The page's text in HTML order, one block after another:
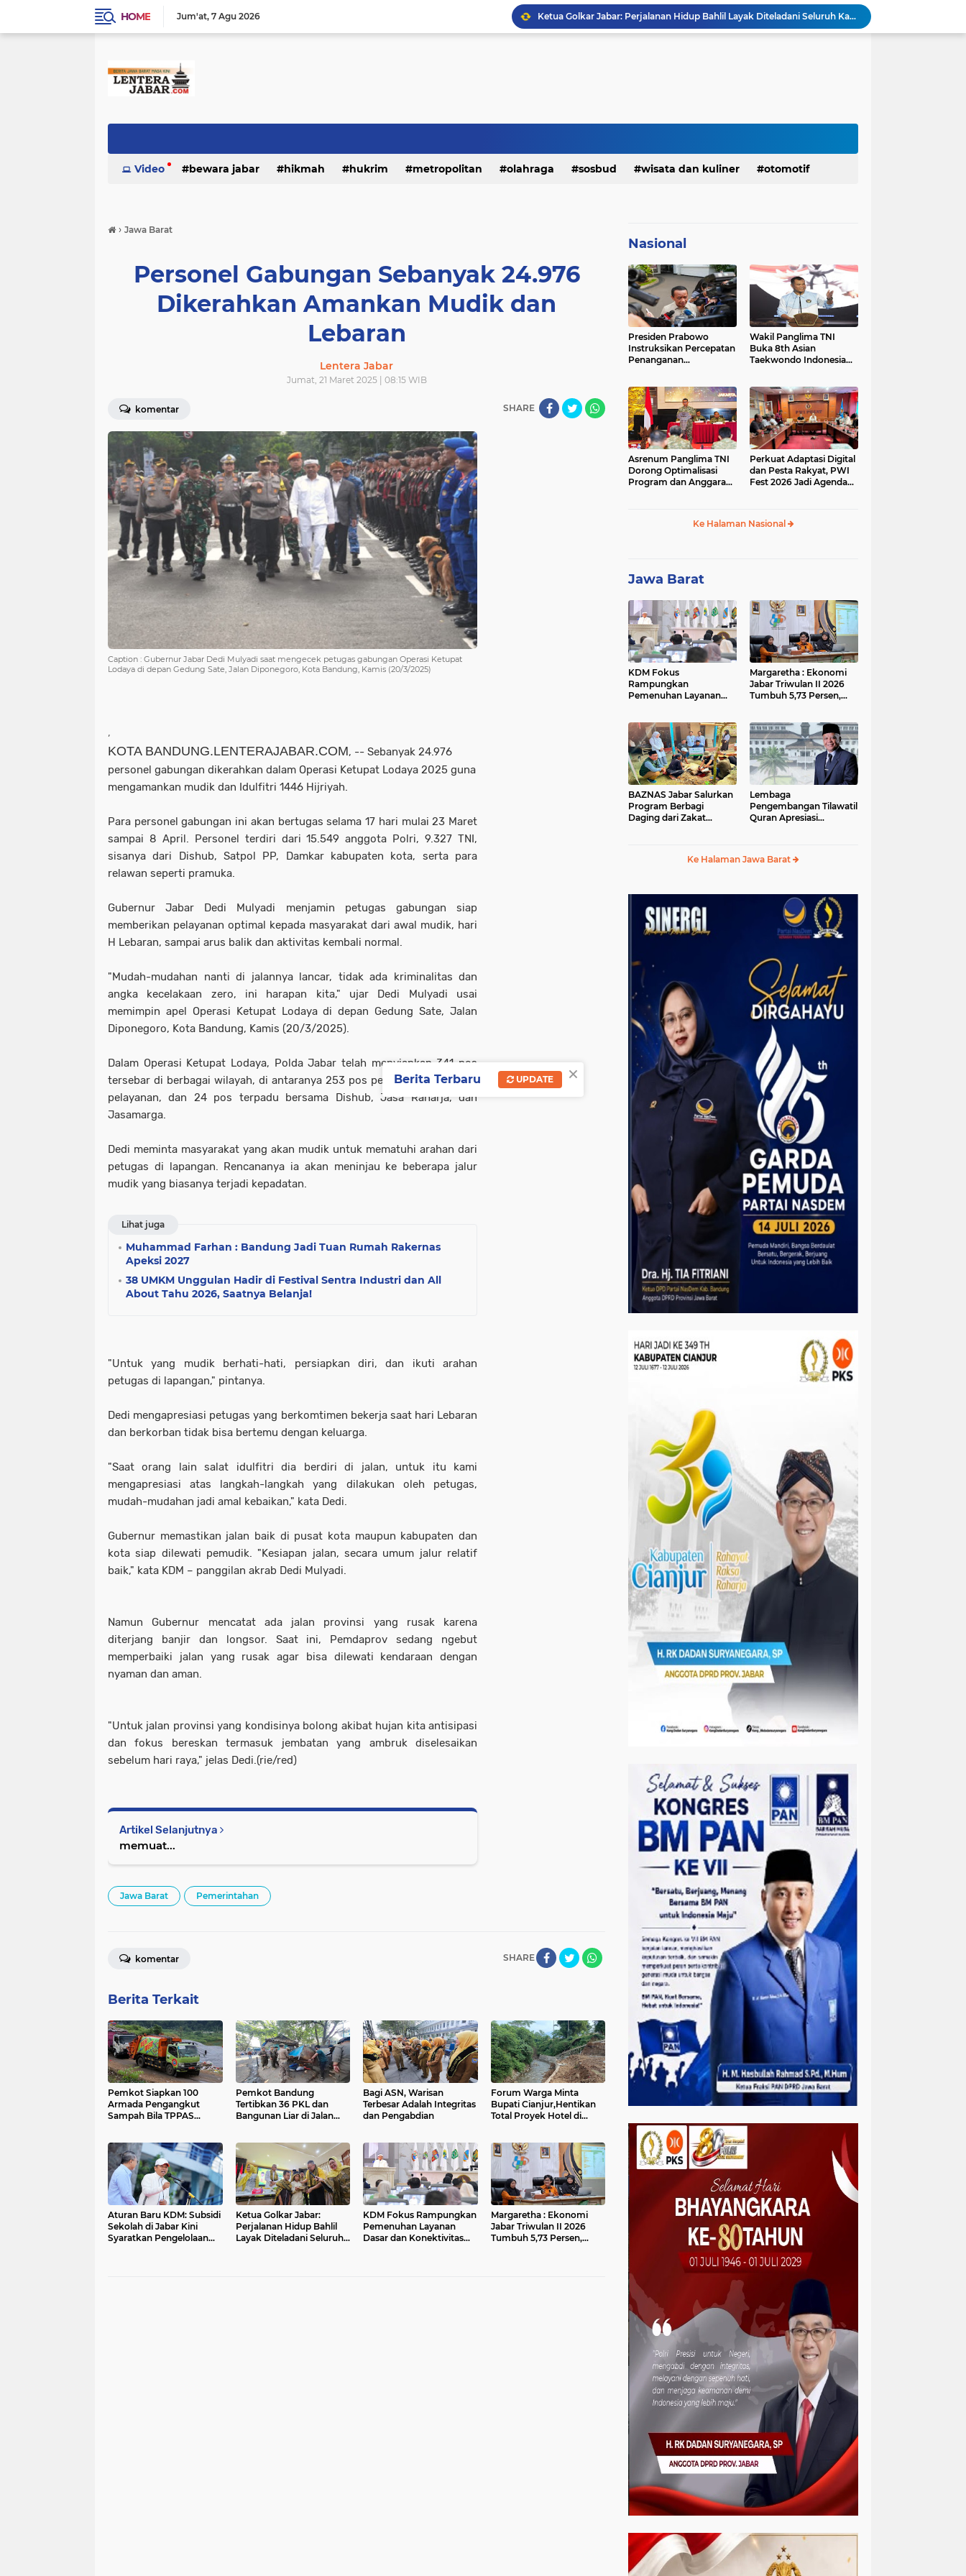
HOME Jum'at 7 Agu 2026
KDM Fokus Rampungkan Pemenuhan Layanan Dasar dan Konektivitas Wilayah pada 2027
Menaker: ASN Kemnaker Harus Hadirkan Dampak Nyata bagi Masyarakat
Bangkitkan Merek Legendaris Semen Kujang, SIG Bidik Penguatan Dominasi Pasar Jawa Barat
Video bewara jabar hikmah hukrim metropolitan olahraga sosbud wisata dan kuliner otomotif
› Jawa Barat
Personel Gabungan Sebanyak 24.976
Dikerahkan Amankan Mudik dan
Lebaran
Lentera Jabar
Jumat, 21 Maret 2025 | 08:15 WIB
komentar SHARE
Caption : Gubernur Jabar Dedi Mulyadi saat mengecek petugas gabungan Operasi Ketupat
Lodaya di depan Gedung Sate, Jalan Diponegoro, Kota Bandung, Kamis (20/3/2025)
,
KOTA BANDUNG.LENTERAJABAR.COM, -- Sebanyak 24.976
personel gabungan dikerahkan dalam Operasi Ketupat Lodaya 2025 guna
mengamankan mudik dan Idulfitri 1446 Hijriyah.
Para personel gabungan ini akan bertugas selama 17 hari mulai 23 Maret
sampai 8 April. Personel terdiri dari 15.549 anggota Polri, 9.327 TNI,
sisanya dari Dishub, Satpol PP, Damkar kabupaten kota, serta para
relawan seperti pramuka.
Gubernur Jabar Dedi Mulyadi menjamin petugas gabungan siap
memberikan pelayanan optimal kepada masyarakat dari awal mudik, hari
H Lebaran, sampai arus balik dan aktivitas kembali normal.
"Mudah-mudahan nanti di jalannya lancar, tidak ada kriminalitas dan
angka kecelakaan zero, ini harapan kita," ujar Dedi Mulyadi usai
memimpin apel Operasi Ketupat Lodaya di depan Gedung Sate, Jalan
Diponegoro, Kota Bandung, Kamis (20/3/2025).
Dalam Operasi Ketupat Lodaya, Polda Jabar telah menyiapkan 341 pos
tersebar di berbagai wilayah, di antaranya 253 pos pengamanan, 64 pos
pelayanan, dan 24 pos terpadu bersama Dishub, Jasa Raharja, dan
Jasamarga.
Dedi meminta masyarakat yang akan mudik untuk mematuhi arahan dari
petugas di lapangan. Rencananya ia akan meninjau ke beberapa jalur
mudik yang biasanya terjadi kepadatan.
Lihat juga
Muhammad Farhan : Bandung Jadi Tuan Rumah Rakernas
Apeksi 2027
38 UMKM Unggulan Hadir di Festival Sentra Industri dan All
About Tahu 2026, Saatnya Belanja!
"Untuk yang mudik berhati-hati, persiapkan diri, dan ikuti arahan
petugas di lapangan," pintanya.
Dedi mengapresiasi petugas yang berkomtimen bekerja saat hari Lebaran
dan berkorban tidak bisa bertemu dengan keluarga.
"Saat orang lain salat idulfitri dia berdiri di jalan, untuk itu kami
mengapresiasi atas langkah-langkah yang dilakukan oleh petugas,
mudah-mudahan jadi amal kebaikan," kata Dedi.
Gubernur memastikan jalan baik di pusat kota maupun kabupaten dan
kota siap dilewati pemudik. "Kesiapan jalan, secara umum jalur relatif
baik," kata KDM – panggilan akrab Dedi Mulyadi.
Namun Gubernur mencatat ada jalan provinsi yang rusak karena
diterjang banjir dan longsor. Saat ini, Pemdaprov sedang ngebut
memperbaiki jalan yang rusak agar bisa dilewati kendaraan dengan
nyaman dan aman.
"Untuk jalan provinsi yang kondisinya bolong akibat hujan kita antisipasi
dan fokus bereskan termasuk jembatan yang ambruk diselesaikan
sebelum hari raya," jelas Dedi.(rie/red)
Artikel Selanjutnya
memuat...
Jawa Barat Pemerintahan
SHARE
komentar
Berita Terkait
Pemkot Siapkan 100
Armada Pengangkut
Sampah Bila TPPAS
Pemkot Bandung
Tertibkan 36 PKL dan
Bangunan Liar di Jalan
Bagi ASN, Warisan
Terbesar Adalah Integritas
dan Pengabdian
Forum Warga Minta
Bupati Cianjur,Hentikan
Total Proyek Hotel di
Aturan Baru KDM: Subsidi
Sekolah di Jabar Kini
Syaratkan Pengelolaan
Ketua Golkar Jabar:
Perjalanan Hidup Bahlil
Layak Diteladani Seluruh
KDM Fokus Rampungkan
Pemenuhan Layanan
Dasar dan Konektivitas
Margaretha : Ekonomi
Jabar Triwulan II 2026
Tumbuh 5,73 Persen,
Nasional
Presiden Prabowo
Instruksikan Percepatan
Penanganan
BBM
Wakil Panglima TNI
Buka 8th Asian
Taekwondo Indonesia
Asrenum Panglima TNI
Dorong Optimalisasi
Program dan Anggaran
Perkuat Adaptasi Digital
dan Pesta Rakyat, PWI
Fest 2026 Jadi Agenda
Ke Halaman Nasional
Jawa Barat
KDM Fokus
Rampungkan
Pemenuhan Layanan
Margaretha : Ekonomi
Jabar Triwulan II 2026
Tumbuh 5,73 Persen,
BAZNAS Jabar Salurkan
Program Berbagi
Daging dari Zakat
Lembaga
Pengembangan Tilawatil
Quran Apresiasi
Ke Halaman Jawa Barat
×
Berita Terbaru UPDATE